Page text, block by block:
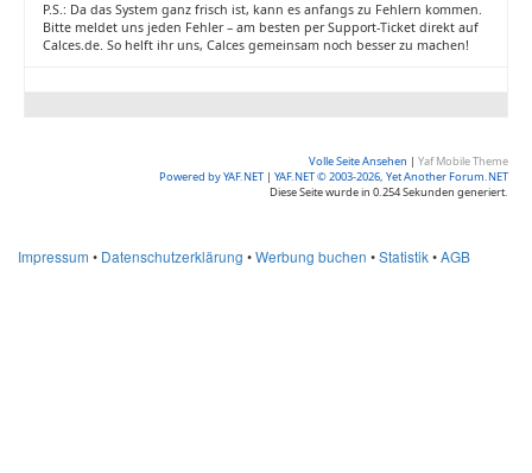
P.S.: Da das System ganz frisch ist, kann es anfangs zu Fehlern kommen.
Bitte meldet uns jeden Fehler – am besten per Support-Ticket direkt auf
Calces.de. So helft ihr uns, Calces gemeinsam noch besser zu machen!
Volle Seite Ansehen | Yaf Mobile Theme
Powered by YAF.NET | YAF.NET © 2003-2026, Yet Another Forum.NET
Diese Seite wurde in 0.254 Sekunden generiert.
Impressum • Datenschutzerklärung •Werbung buchen •Statistik•AGB